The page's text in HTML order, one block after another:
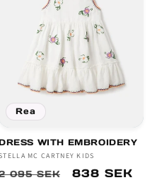
Rea
WITH EMBROIDERY
MC CARTNEY KIDS
095 SEK 838 SEK